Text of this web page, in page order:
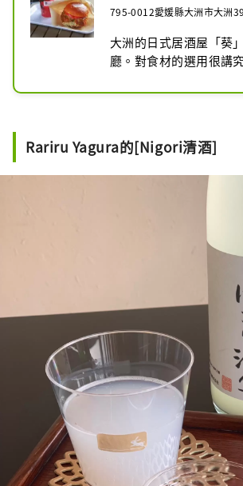
795-0012愛媛縣大洲市大洲
大洲的日式居酒屋「葵
廳。對食材的選用很講
客人可以在限定時間內
外庭園及草坪座位區，
美味的餐點、休息片刻
房子環繞的特色空間中
謐氛圍，讓您在旅行中
Rariru Yagura的[Nigori清酒]